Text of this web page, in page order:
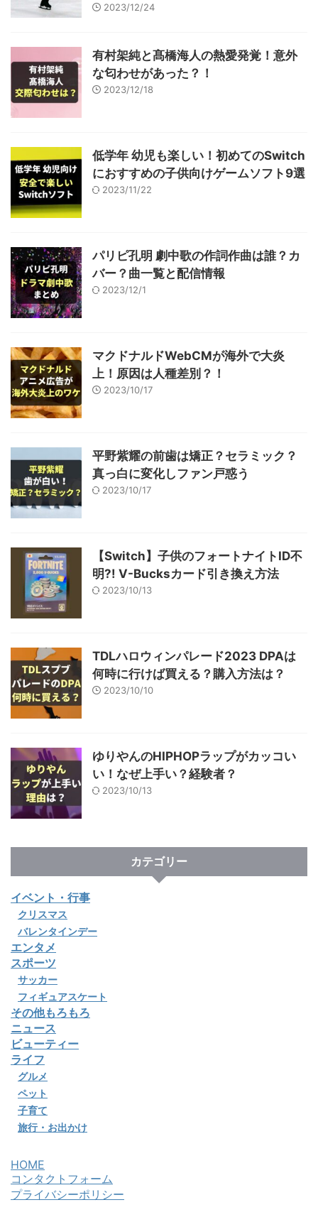
2023/12/24
有村架純と髙橋海人の熱愛発覚！意外
な匂わせがあった？！
2023/12/18
低学年 幼児も楽しい！初めてのSwitch
におすすめの子供向けゲームソフト9選
2023/11/22
パリピ孔明 劇中歌の作詞作曲は誰？カ
バー？曲一覧と配信情報
2023/12/1
マクドナルドWebCMが海外で大炎
上！原因は人種差別？！
2023/10/17
平野紫耀の前歯は矯正？セラミック？
真っ白に変化しファン戸惑う
2023/10/17
【Switch】子供のフォートナイトID不
明?! V-Bucksカード引き換え方法
2023/10/13
TDLハロウィンパレード2023 DPAは
何時に行けば買える？購入方法は？
2023/10/10
ゆりやんのHIPHOPラップがカッコい
い！なぜ上手い？経験者？
2023/10/13
カテゴリー
イベント・行事
クリスマス
バレンタインデー
エンタメ
スポーツ
サッカー
フィギュアスケート
その他もろもろ
ニュース
ビューティー
ライフ
グルメ
ペット
子育て
旅行・お出かけ
HOME
コンタクトフォーム
プライバシーポリシー